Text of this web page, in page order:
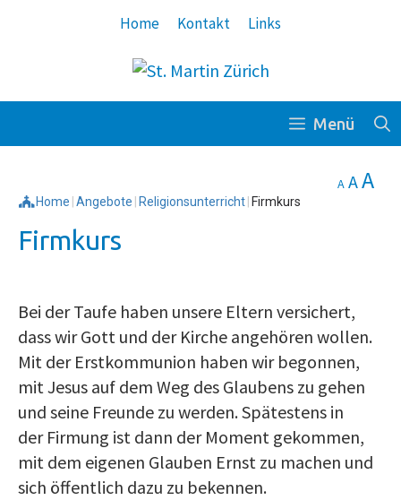
Home Kontakt Links
Menü
A
Decrease
font
A Reset
A
Home Angebote Religionsunterricht Firmkurs
Firmkurs
Bei der Taufe haben unsere Eltern versichert,
dass wir Gott und der Kirche angehören wollen.
Mit der Erstkommunion haben wir begonnen,
mit Jesus auf dem Weg des Glaubens zu gehen
und seine Freunde zu werden. Spätestens in
der Firmung ist dann der Moment gekommen,
mit dem eigenen Glauben Ernst zu machen und
sich öffentlich dazu zu bekennen.